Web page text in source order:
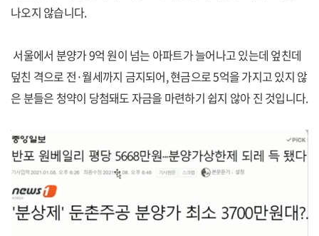
나오지 않습니다.
서울에서 분양가 9억 원이 넘는 아파트가 늘어나고 있는데 엎친데
덮친 격으로 전·월세까지 금지되어, 현금으로 5억을 가지고 있지 않
은 분들은 청약이 당첨돼도 자금을 마련하기 쉽지 않아 진 것입니다.